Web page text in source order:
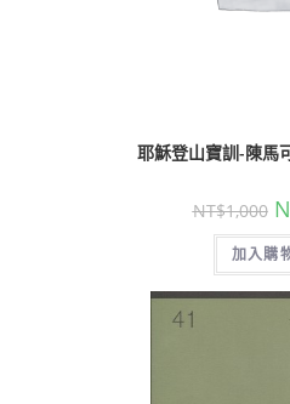
耶穌登山寶訓-陳馬
NT$1,000
加入購